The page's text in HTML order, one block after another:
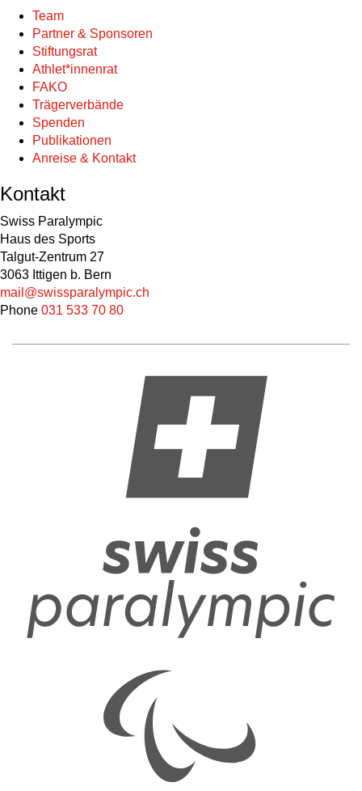
Team
Partner & Sponsoren
Stiftungsrat
Athlet*innenrat
FAKO
Trägerverbände
Spenden
Publikationen
Anreise & Kontakt
Kontakt
Swiss Paralympic
Haus des Sports
Talgut-Zentrum 27
3063 Ittigen b. Bern
mail@swissparalympic.ch
Phone 031 533 70 80